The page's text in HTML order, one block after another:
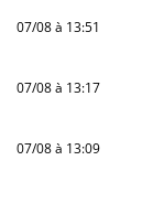
07/08 à 13:51
07/08 à 13:17
07/08 à 13:09